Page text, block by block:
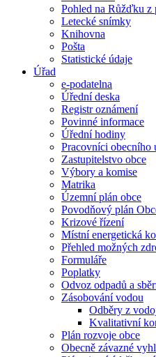
Pohled na Růžďku z
Letecké snímky
Knihovna
Pošta
Statistické údaje
Úřad
e-podatelna
Úřední deska
Registr oznámení
Povinné informace
Úřední hodiny
Pracovníci obecního
Zastupitelstvo obce
Výbory a komise
Matrika
Územní plán obce
Povodňový plán
Krizové řízení
Místní energetická
Přehled možných
Formuláře
Poplatky
Odvoz odpadů a
Zásobování vodou
Odběry z
Kvalitativní
Plán rozvoje obce
Obecně závazné